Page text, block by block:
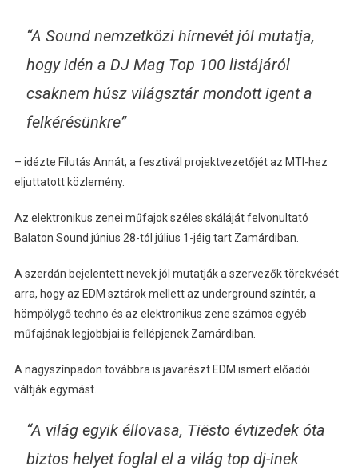
“A Sound nemzetközi hírnevét jól mutatja,
hogy idén a DJ Mag Top 100 listájáról
csaknem húsz világsztár mondott igent a
felkérésünkre”
– idézte Filutás Annát, a fesztivál projektvezetőjét az MTI-hez
eljuttatott közlemény.
Az elektronikus zenei műfajok széles skáláját felvonultató
Balaton Sound június 28-tól július 1-jéig tart Zamárdiban.
A szerdán bejelentett nevek jól mutatják a szervezők törekvését
arra, hogy az EDM sztárok mellett az underground színtér, a
hömpölygő techno és az elektronikus zene számos egyéb
műfajának legjobbjai is fellépjenek Zamárdiban.
A nagyszínpadon továbbra is javarészt EDM ismert előadói
váltják egymást.
“A világ egyik éllovasa, Tiësto évtizedek óta
biztos helyet foglal el a világ top dj-inek